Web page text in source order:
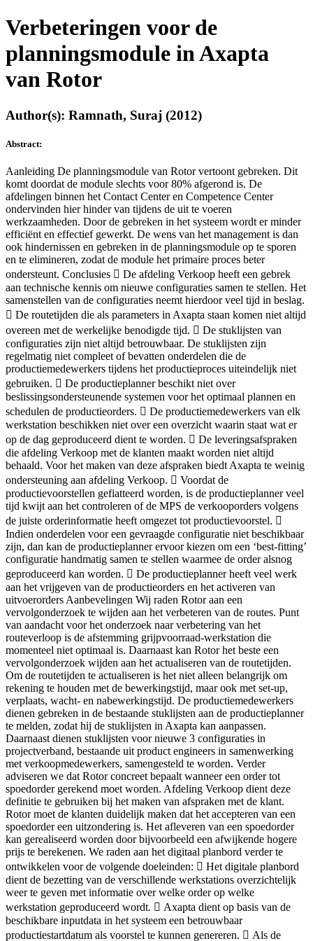
Verbeteringen voor de
planningsmodule in Axapta
van Rotor
Author(s): Ramnath, Suraj (2012)
Abstract:
Aanleiding De planningsmodule van Rotor vertoont gebreken. Dit
komt doordat de module slechts voor 80% afgerond is. De
afdelingen binnen het Contact Center en Competence Center
ondervinden hier hinder van tijdens de uit te voeren
werkzaamheden. Door de gebreken in het systeem wordt er minder
efficiënt en effectief gewerkt. De wens van het management is dan
ook hindernissen en gebreken in de planningsmodule op te sporen
en te elimineren, zodat de module het primaire proces beter
ondersteunt. Conclusies  De afdeling Verkoop heeft een gebrek
aan technische kennis om nieuwe configuraties samen te stellen. Het
samenstellen van de configuraties neemt hierdoor veel tijd in beslag.
 De routetijden die als parameters in Axapta staan komen niet altijd
overeen met de werkelijke benodigde tijd.  De stuklijsten van
configuraties zijn niet altijd betrouwbaar. De stuklijsten zijn
regelmatig niet compleet of bevatten onderdelen die de
productiemedewerkers tijdens het productieproces uiteindelijk niet
gebruiken.  De productieplanner beschikt niet over
beslissingsondersteunende systemen voor het optimaal plannen en
schedulen de productieorders.  De productiemedewerkers van elk
werkstation beschikken niet over een overzicht waarin staat wat er
op de dag geproduceerd dient te worden.  De leveringsafspraken
die afdeling Verkoop met de klanten maakt worden niet altijd
behaald. Voor het maken van deze afspraken biedt Axapta te weinig
ondersteuning aan afdeling Verkoop.  Voordat de
productievoorstellen gefiatteerd worden, is de productieplanner veel
tijd kwijt aan het controleren of de MPS de verkooporders volgens
de juiste orderinformatie heeft omgezet tot productievoorstel. 
Indien onderdelen voor een gevraagde configuratie niet beschikbaar
zijn, dan kan de productieplanner ervoor kiezen om een ‘best-fitting’
configuratie handmatig samen te stellen waarmee de order alsnog
geproduceerd kan worden.  De productieplanner heeft veel werk
aan het vrijgeven van de productieorders en het activeren van
uitvoerorders Aanbevelingen Wij raden Rotor aan een
vervolgonderzoek te wijden aan het verbeteren van de routes. Punt
van aandacht voor het onderzoek naar verbetering van het
routeverloop is de afstemming grijpvoorraad-werkstation die
momenteel niet optimaal is. Daarnaast kan Rotor het beste een
vervolgonderzoek wijden aan het actualiseren van de routetijden.
Om de routetijden te actualiseren is het niet alleen belangrijk om
rekening te houden met de bewerkingstijd, maar ook met set-up,
verplaats, wacht- en nabewerkingstijd. De productiemedewerkers
dienen gebreken in de bestaande stuklijsten aan de productieplanner
te melden, zodat hij de stuklijsten in Axapta kan aanpassen.
Daarnaast dienen stuklijsten voor nieuwe 3 configuraties in
projectverband, bestaande uit product engineers in samenwerking
met verkoopmedewerkers, samengesteld te worden. Verder
adviseren we dat Rotor concreet bepaalt wanneer een order tot
spoedorder gerekend moet worden. Afdeling Verkoop dient deze
definitie te gebruiken bij het maken van afspraken met de klant.
Rotor moet de klanten duidelijk maken dat het accepteren van een
spoedorder een uitzondering is. Het afleveren van een spoedorder
kan gerealiseerd worden door bijvoorbeeld een afwijkende hogere
prijs te berekenen. We raden aan het digitaal planbord verder te
ontwikkelen voor de volgende doeleinden:  Het digitale planbord
dient de bezetting van de verschillende werkstations overzichtelijk
weer te geven met informatie over welke order op welke
werkstation geproduceerd wordt.  Axapta dient op basis van de
beschikbare inputdata in het systeem een betrouwbaar
productiestartdatum als voorstel te kunnen genereren.  Als de